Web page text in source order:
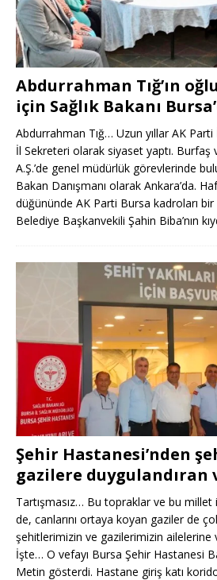
Abdurrahman Tığ’ın
için Sağlık Bakanı
Abdurrahman Tığ… Uzun yıllar AK Parti
İl Sekreteri olarak siyaset yaptı. Burfaş
A.Ş.’de genel müdürlük görevlerinde
Bakan Danışmanı olarak Ankara’da.
düğününde AK Parti Bursa kadroları
Belediye Başkanvekili Şahin Biba’nın
Şehir Hastanesi’nden
gazilere duygulandıran
Tartışmasız… Bu topraklar ve bu millet
de, canlarını ortaya koyan gaziler de
şehitlerimizin ve gazilerimizin ailelerine
İşte… O vefayı Bursa Şehir Hastanesi
Metin gösterdi. Hastane giriş katı